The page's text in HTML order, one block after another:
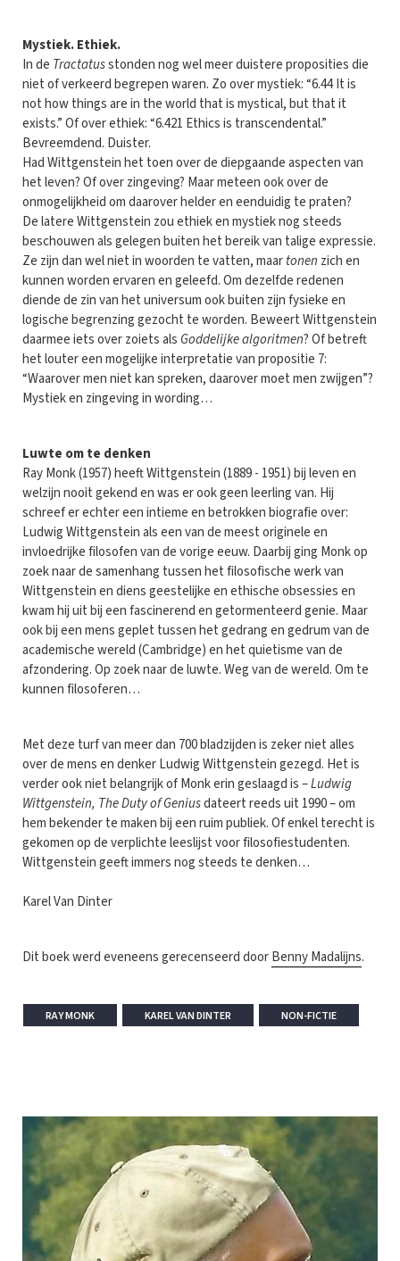
Mystiek. Ethiek.
In de Tractatusstonden nog wel meer duistere proposities die
niet of verkeerd begrepen waren. Zo over mystiek: “6.44 It is
not how things are in the world that is mystical, but that it
exists.” Of over ethiek: “6.421 Ethics is transcendental.”
Bevreemdend. Duister.
Had Wittgenstein het toen over de diepgaande aspecten van
het leven? Of over zingeving? Maar meteen ook over de
onmogelijkheid om daarover helder en eenduidig te praten?
De latere Wittgenstein zou ethiek en mystiek nog steeds
beschouwen als gelegen buiten het bereik van talige expressie.
Ze zijn dan wel niet in woorden te vatten, maartonen zich en
kunnen worden ervaren en geleefd. Om dezelfde redenen
diende de zin van het universum ook buiten zijn fysieke en
logische begrenzing gezocht te worden. Beweert Wittgenstein
daarmee iets over zoiets alsGoddelijke algoritmen? Of betreft
het louter een mogelijke interpretatie van propositie 7:
“Waarover men niet kan spreken, daarover moet men zwijgen”?
Mystiek en zingeving in wording…
Luwte om te denken
Ray Monk (1957) heeft Wittgenstein (1889 - 1951) bij leven en
welzijn nooit gekend en was er ook geen leerling van. Hij
schreef er echter een intieme en betrokken biografie over:
Ludwig Wittgenstein als een van de meest originele en
invloedrijke filosofen van de vorige eeuw. Daarbij ging Monk op
zoek naar de samenhang tussen het filosofische werk van
Wittgenstein en diens geestelijke en ethische obsessies en
kwam hij uit bij een fascinerend en getormenteerd genie. Maar
ook bij een mens geplet tussen het gedrang en gedrum van de
academische wereld (Cambridge) en het quietisme van de
afzondering. Op zoek naar de luwte. Weg van de wereld. Om te
kunnen filosoferen…
Met deze turf van meer dan 700 bladzijden is zeker niet alles
over de mens en denker Ludwig Wittgenstein gezegd. Het is
verder ook niet belangrijk of Monk erin geslaagd is –Ludwig
Wittgenstein, The Duty of Geniusdateert reeds uit 1990 – om
hem bekender te maken bij een ruim publiek. Of enkel terecht is
gekomen op de verplichte leeslijst voor filosofiestudenten.
Wittgenstein geeft immers nog steeds te denken…
Karel Van Dinter
Dit boek werd eveneens gerecenseerd doorBenny Madalijns.
RAY MONK KAREL VAN DINTER NON-FICTIE